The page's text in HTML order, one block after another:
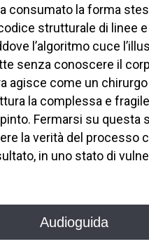
consumato la forma
strutturale di linee
l’algoritmo cuce
senza conoscere il
agisce come un
la complessa e fragile
Fermarsi su questa
la verità del processo
in uno stato di
Audioguida